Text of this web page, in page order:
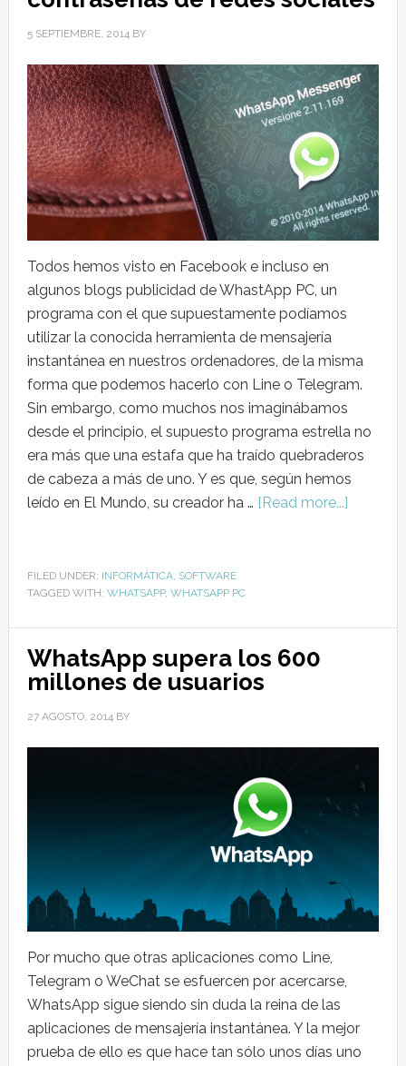
5 SEPTIEMBRE, 2014BY
Todos hemos visto en Facebook e incluso en
algunos blogs publicidad de WhastApp PC, un
programa con el que supuestamente podíamos
utilizar la conocida herramienta de mensajería
instantánea en nuestros ordenadores, de la misma
forma que podemos hacerlo con Line o Telegram.
Sin embargo, como muchos nos imaginábamos
desde el principio, el supuesto programa estrella no
era más que una estafa que ha traído quebraderos
de cabeza a más de uno. Y es que, según hemos
leído en El Mundo, su creador ha … [Read more...]
FILED UNDER: INFORMÁTICA, SOFTWARE
TAGGED WITH: WHATSAPP, WHATSAPP PC
WhatsApp supera los 600
millones de usuarios
27 AGOSTO, 2014BY
Por mucho que otras aplicaciones como Line,
Telegram o WeChat se esfuercen por acercarse,
WhatsApp sigue siendo sin duda la reina de las
aplicaciones de mensajería instantánea. Y la mejor
prueba de ello es que hace tan sólo unos días uno